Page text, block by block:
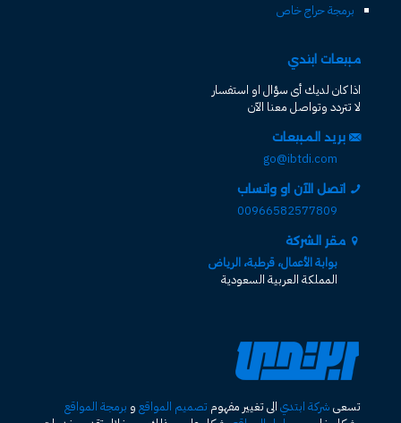
برمجة حراج خاص
مبيعات ابتدي
اذا كان لديك أى سؤال او استفسار
لا تتردد وتواصل معنا الآن
بريد المبيعات
go@ibtdi.com
اتصل الآن او واتساب
00966582577809
مقر الشركة
بوابة الأعمال، قرطبة، الرياض
المملكة العربية السعودية
تسعى شركة ابتدي الى تغيير مفهوم تصميم المواقع و برمجة المواقع